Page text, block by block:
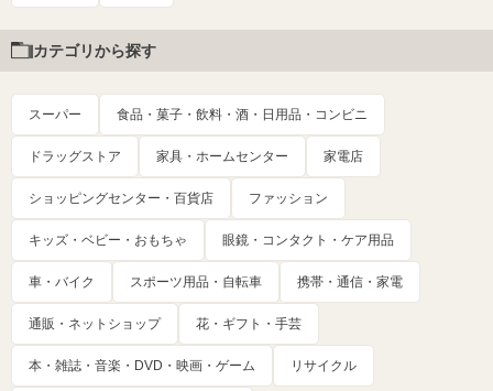
カテゴリから探す
スーパー 食品・菓子・飲料・酒・日用品・コンビニ
ドラッグストア 家具・ホームセンター 家電店
ショッピングセンター・百貨店 ファッション
キッズ・ベビー・おもちゃ 眼鏡・コンタクト・ケア用品
車・バイク スポーツ用品・自転車 携帯・通信・家電
通販・ネットショップ 花・ギフト・手芸
本・雑誌・音楽・DVD・映画・ゲーム リサイクル